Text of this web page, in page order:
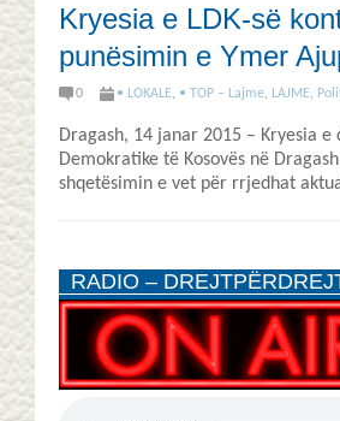
Kryesia e LDK-së
punësimin e Ymer
0 • LOKALE, • TOP – Lajme, LAJME,
Dragash, 14 janar 2015 – Kryesia e
Demokratike të Kosovës në
shqetësimin e vet për rrjedhat
RADIO –